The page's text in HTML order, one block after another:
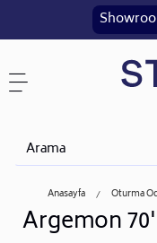
Anasayfa Oturma
Argemon